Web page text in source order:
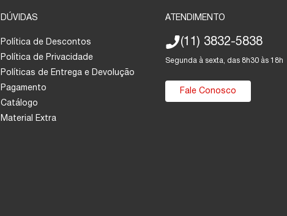
DÚVIDAS
Política de Descontos
Política de Privacidade
Políticas de Entrega e Devolução
Pagamento
Catálogo
Material Extra
ATENDIMENTO
(11) 3832-5838
Segunda à sexta, das 8h30 às 18h
Fale Conosco